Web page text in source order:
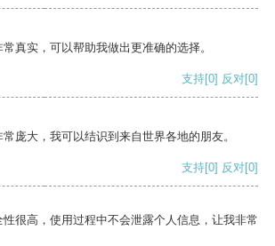
真实，可以帮助我做出更准确的选择。
支持[0] 反对[0]
庞大，我可以结识到来自世界各地的朋友。
支持[0] 反对[0]
很高，使用过程中不会泄露个人信息，让我非常